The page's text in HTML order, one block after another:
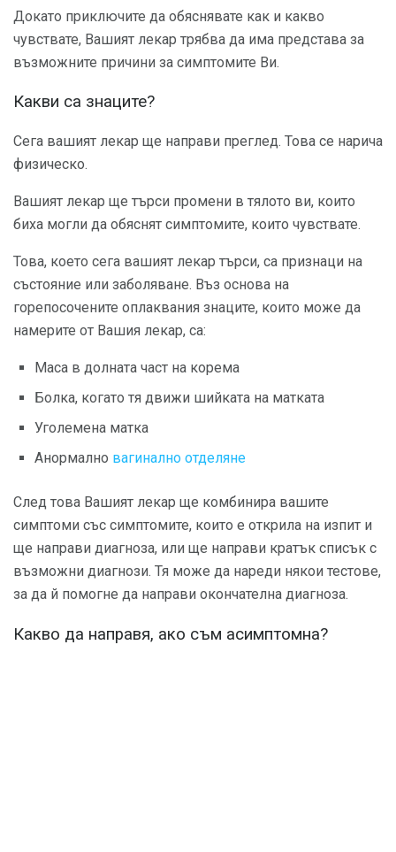
Докато приключите да обяснявате как и какво
чувствате, Вашият лекар трябва да има представа за
възможните причини за симптомите Ви.
Какви са знаците?
Сега вашият лекар ще направи преглед. Това се нарича
физическо.
Вашият лекар ще търси промени в тялото ви, които
биха могли да обяснят симптомите, които чувствате.
Това, което сега вашият лекар търси, са признаци на
състояние или заболяване. Въз основа на
горепосочените оплаквания знаците, които може да
намерите от Вашия лекар, са:
Маса в долната част на корема
Болка, когато тя движи шийката на матката
Уголемена матка
Анормално вагинално отделяне
След това Вашият лекар ще комбинира вашите
симптоми със симптомите, които е открила на изпит и
ще направи диагноза, или ще направи кратък списък с
възможни диагнози. Тя може да нареди някои тестове,
за да й помогне да направи окончателна диагноза.
Какво да направя, ако съм асимптомна?